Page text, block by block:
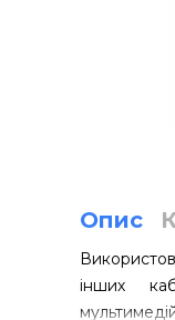
Опис
інших